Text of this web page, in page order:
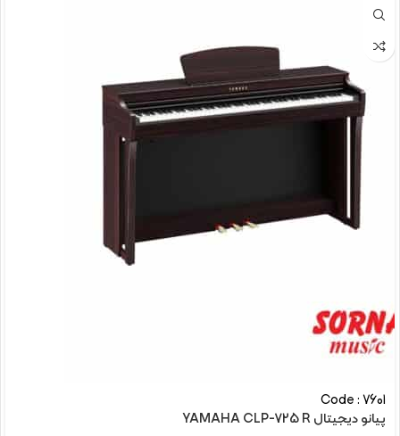
Code : 7601
پیانو دیجیتال YAMAHA CLP-725 R